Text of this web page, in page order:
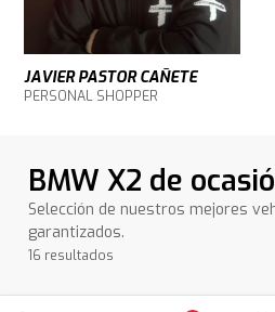
JAVIER PASTOR CAÑETE
PERSONAL SHOPPER
BMW X2 de
Selección de nuestros mejores
garantizados.
16 resultados